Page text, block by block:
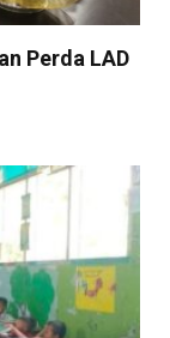
Perda LAD